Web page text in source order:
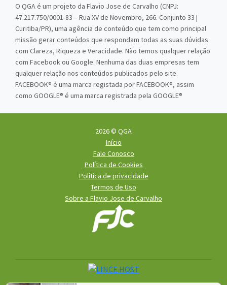
O QGA é um projeto da Flavio Jose de Carvalho (CNPJ:
47.217.750/0001-83 – Rua XV de Novembro, 266. Conjunto 33 |
Curitiba/PR), uma agência de conteúdo que tem como principal
missão gerar conteúdos que respondam todas as suas dúvidas
com Clareza, Riqueza e Veracidade. Não temos qualquer relação
com Facebook ou Google. Nenhuma das duas empresas tem
qualquer relação nos conteúdos publicados pelo site.
FACEBOOK® é uma marca registada por FACEBOOK®, assim
como GOOGLE® é uma marca registrada pela GOOGLE®
2026 © QGA
Início
Fale Conosco
Política de Cookies
Política de privacidade
Termos de Uso
Sobre a Flavio Jose de Carvalho